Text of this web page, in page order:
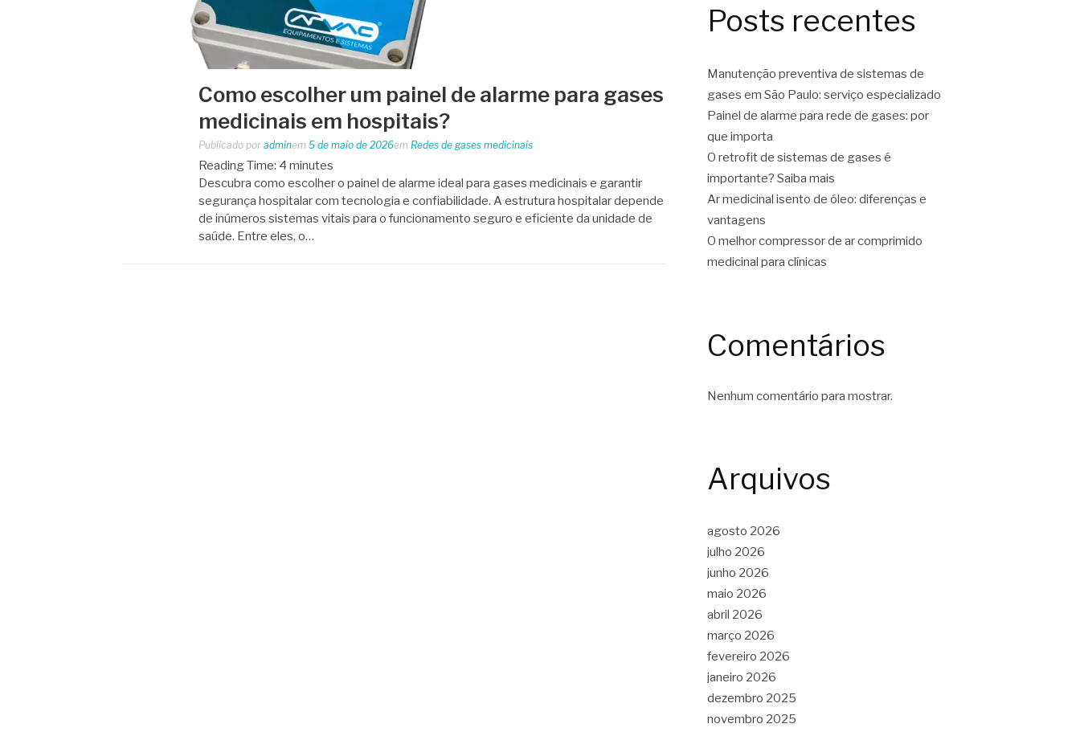
Como escolher um painel de alarme para gases
medicinais em hospitais?
Publicado por adminem 5 de maio de 2026em Redes de gases medicinais
Reading Time: 4 minutes
Descubra como escolher o painel de alarme ideal para gases medicinais e garantir
segurança hospitalar com tecnologia e confiabilidade. A estrutura hospitalar depende
de inúmeros sistemas vitais para o funcionamento seguro e eficiente da unidade de
saúde. Entre eles, o…
Posts recentes
Manutenção preventiva de sistemas de
gases em São Paulo: serviço especializado
Painel de alarme para rede de gases: por
que importa
O retrofit de sistemas de gases é
importante? Saiba mais
Ar medicinal isento de óleo: diferenças e
vantagens
O melhor compressor de ar comprimido
medicinal para clínicas
Comentários
Nenhum comentário para mostrar.
Arquivos
agosto 2026
julho 2026
junho 2026
maio 2026
abril 2026
março 2026
fevereiro 2026
janeiro 2026
dezembro 2025
novembro 2025